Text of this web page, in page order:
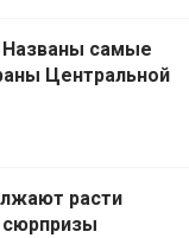
Названы самые
Центральной
расти
сюрпризы